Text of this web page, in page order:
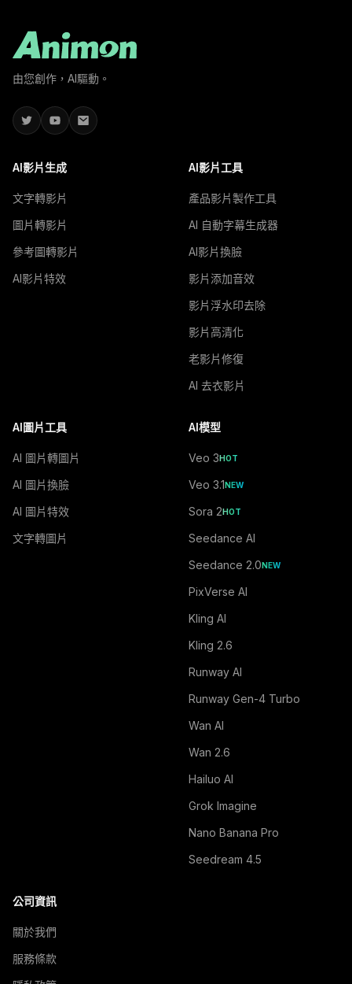
由您創作，AI驅動。
AI影片生成
文字轉影片
圖片轉影片
參考圖轉影片
AI影片特效
AI影片工具
產品影片製作工具
AI 自動字幕生成器
AI影片換臉
影片添加音效
影片浮水印去除
影片高清化
老影片修復
AI 去衣影片
AI圖片工具
AI 圖片轉圖片
AI 圖片換臉
AI 圖片特效
文字轉圖片
AI模型
Veo 3HOT
Veo 3.1NEW
Sora 2HOT
Seedance AI
Seedance 2.0NEW
PixVerse AI
Kling AI
Kling 2.6
Runway AI
Runway Gen-4 Turbo
Wan AI
Wan 2.6
Hailuo AI
Grok Imagine
Nano Banana Pro
Seedream 4.5
公司資訊
關於我們
服務條款